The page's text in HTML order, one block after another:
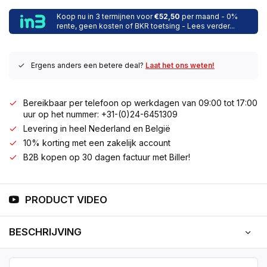
Koop nu in 3 termijnen voor€52,50 per maand - 0%
rente, geen kosten of BKR toetsing - Lees verder...
Ergens anders een betere deal? Laat het ons weten!
Bereikbaar per telefoon op werkdagen van 09:00 tot 17:00
uur op het nummer: +31-(0)24-6451309
Levering in heel Nederland en België
10% korting met een zakelijk account
B2B kopen op 30 dagen factuur met Biller!
PRODUCT VIDEO
BESCHRIJVING